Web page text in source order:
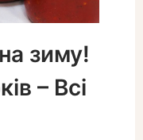
зиму!
– Всі